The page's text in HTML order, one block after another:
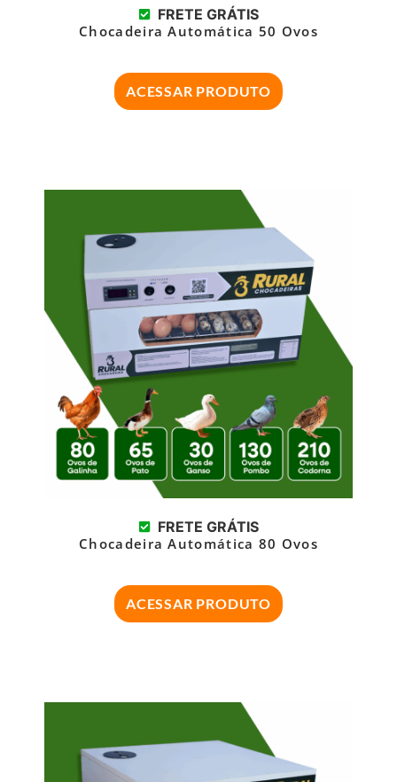
FRETE GRÁTIS
Chocadeira Automática 50 Ovos
ACESSAR PRODUTO
FRETE GRÁTIS
Chocadeira Automática 80 Ovos
ACESSAR PRODUTO